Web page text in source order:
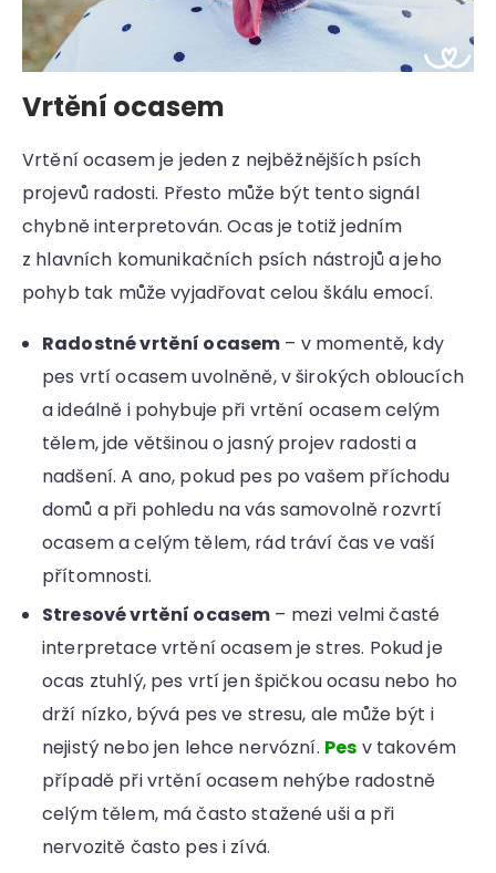
Vrtění ocasem
Vrtění ocasem je jeden z nejběžnějších psích
projevů radosti. Přesto může být tento signál
chybně interpretován. Ocas je totiž jedním
z hlavních komunikačních psích nástrojů a jeho
pohyb tak může vyjadřovat celou škálu emocí.
Radostné vrtění ocasem – v momentě, kdy
pes vrtí ocasem uvolněně, v širokých obloucích
a ideálně i pohybuje při vrtění ocasem celým
tělem, jde většinou o jasný projev radosti a
nadšení. A ano, pokud pes po vašem příchodu
domů a při pohledu na vás samovolně rozvrtí
ocasem a celým tělem, rád tráví čas ve vaší
přítomnosti.
Stresové vrtění ocasem – mezi velmi časté
interpretace vrtění ocasem je stres. Pokud je
ocas ztuhlý, pes vrtí jen špičkou ocasu nebo ho
drží nízko, bývá pes ve stresu, ale může být i
nejistý nebo jen lehce nervózní. Pes v takovém
případě při vrtění ocasem nehýbe radostně
celým tělem, má často stažené uši a při
nervozitě často pes i zívá.
D
o
p
o
u
č
u
j
e
m